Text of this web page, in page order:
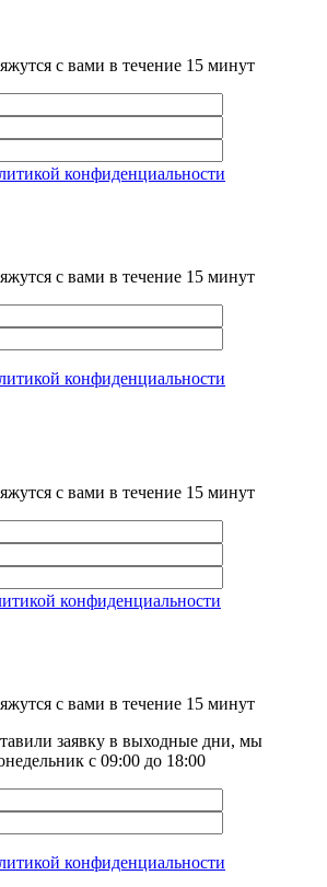
с вами в течение 15 минут
конфиденциальности
с вами в течение 15 минут
конфиденциальности
с вами в течение 15 минут
конфиденциальности
с вами в течение 15 минут
заявку в выходные дни, мы
с 09:00 до 18:00
конфиденциальности